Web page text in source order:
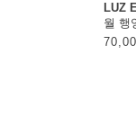
LUZ
월 행